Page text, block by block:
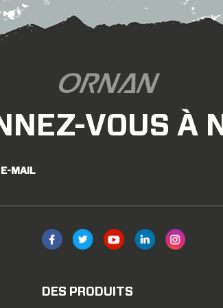
le résultat
d'essai -
Installation
machine
dispositif de
la jante.force
course de
méthode
perçage,+/-6°
monter et
VOUS À
E-MAIL
DES PRODUITS